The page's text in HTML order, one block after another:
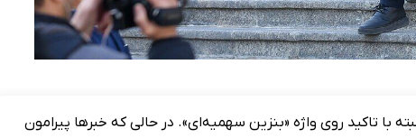
با تاکید روی واژه «بنزین سهمیه‌ای». در حالی که خبرها پیرامون